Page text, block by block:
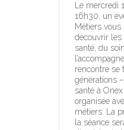
Le mercredi
16h30, un
Métiers
découvrir
santé, du
rencontre se
générations
santé à
organisée
métiers. La
la séance